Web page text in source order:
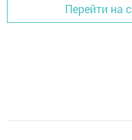
Перейти на